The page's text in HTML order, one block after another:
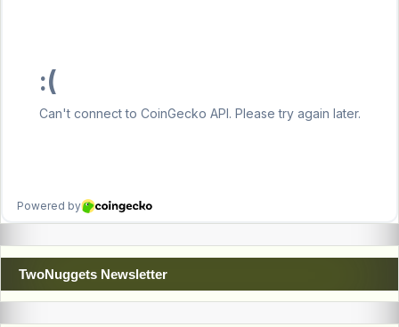
TwoNuggets Newsletter